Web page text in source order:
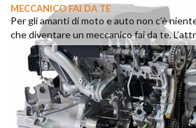
MECCANICO FAI DA TE
Per gli amanti di moto e auto non c’è
che diventare un meccanico fai da te.